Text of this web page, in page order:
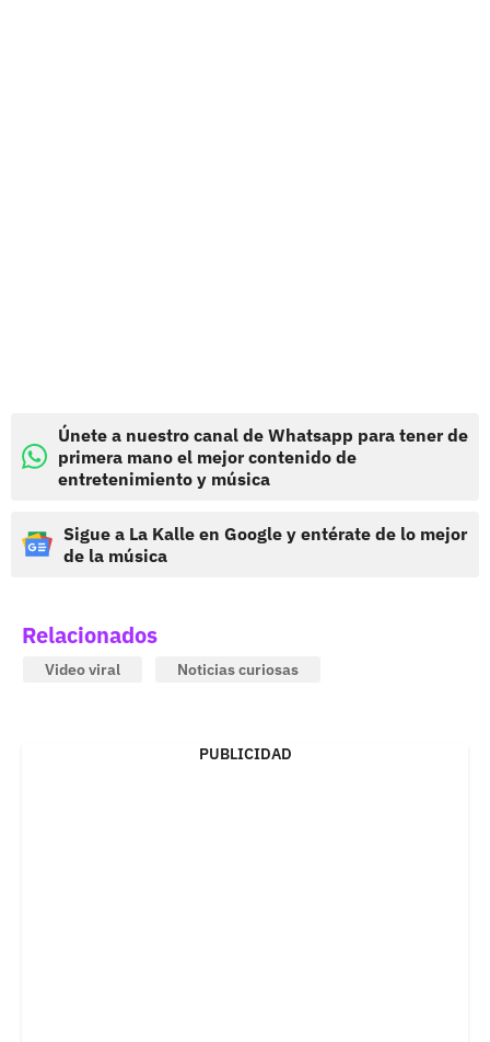
Únete a nuestro canal de Whatsapp para tener de
primera mano el mejor contenido de
entretenimiento y música
Sigue a La Kalle en Google y entérate de lo mejor
de la música
Relacionados
Video viral Noticias curiosas
PUBLICIDAD